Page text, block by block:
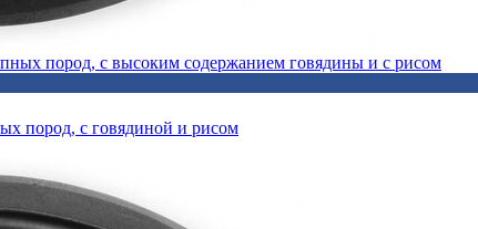
пород, с говядиной и рисом